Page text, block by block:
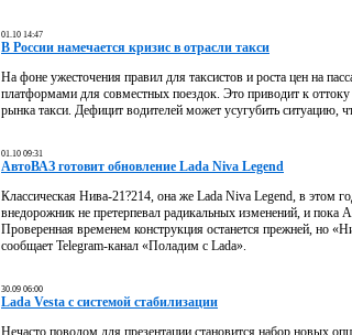
01.10 14:47
В России намечается кризис в отрасли такси
На фоне ужесточения правил для таксистов и роста цен на
платформами для совместных поездок. Это приводит к
рынка такси. Дефицит водителей может усугубить ситуацию,
01.10 09:31
АвтоВАЗ готовит обновление Lada Niva Legend
Классическая Нива-21?214, она же Lada Niva Legend, в этом
внедорожник не претерпевал радикальных изменений, и
Проверенная временем конструкция останется прежней, но
сообщает Telegram-канал «Поладим с Lada».
30.09 06:00
Lada Vesta с системой стабилизации
Нечасто поводом для презентации становится набор новых